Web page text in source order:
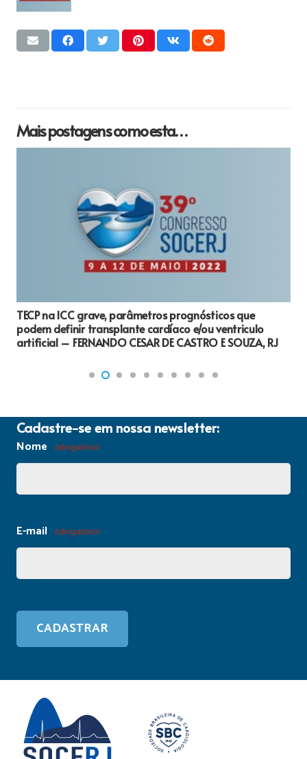
Mais postagens como esta…
TECP na ICC grave, parâmetros prognósticos que
podem definir transplante cardíaco e/ou ventriculo
artificial – FERNANDO CESAR DE CASTRO E SOUZA, RJ
Cadastre-se em nossa newsletter:
Nome (obrigatório)
E-mail (obrigatório)